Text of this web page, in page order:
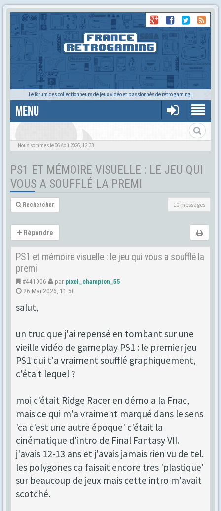
Le forum des collectionneurs de jeux vidéo et passionnés de rétro gaming !
MENU
Nous sommes le 06 Aoû 2026, 12:33
PS1 ET MÉMOIRE VISUELLE : LE JEU QUI
VOUS A SOUFFLÉ LA PREMI
10 messages
Rechercher
Répondre
PS1 et mémoire visuelle : le jeu qui vous a soufflé la
premi
#441906 par pixel_champion_55
26 Mai 2026, 11:50
salut,
un truc que j'ai repensé en tombant sur une
vieille vidéo de gameplay PS1 : le premier jeu
PS1 qui t'a vraiment soufflé graphiquement,
c'était lequel ?
moi c'était Ridge Racer en démo a la Fnac,
mais ce qui m'a vraiment marqué dans le sens
'ca c'est une autre époque' c'était la
cinématique d'intro de Final Fantasy VII.
j'avais 12-13 ans et j'avais jamais rien vu de tel.
les polygones ca faisait encore tres 'plastique'
sur beaucoup de jeux mais cette intro m'avait
scotché.